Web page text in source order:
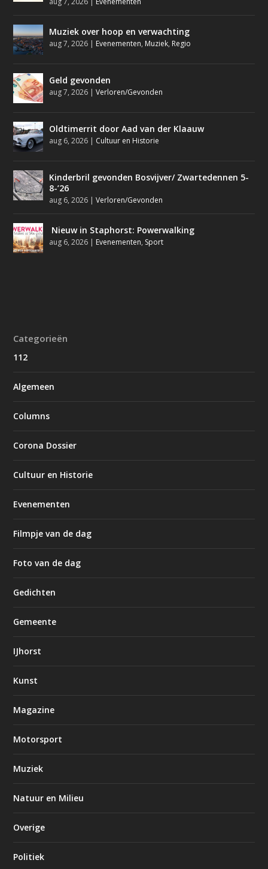
Muziek over hoop en verwachting
aug 7, 2026 | Evenementen, Muziek, Regio
Geld gevonden
aug 7, 2026 |Verloren/Gevonden
Oldtimerrit door Aad van der Klaauw
aug 6, 2026 | Cultuur en Historie
Kinderbril gevonden Bosvijver/ Zwartedennen 5-
8-’26
aug 6, 2026 |Verloren/Gevonden
Nieuw in Staphorst: Powerwalking
aug 6, 2026 | Evenementen, Sport
Categorieën
112
Algemeen
Columns
Corona Dossier
Cultuur en Historie
Evenementen
Filmpje van de dag
Foto van de dag
Gedichten
Gemeente
IJhorst
Kunst
Magazine
Motorsport
Muziek
Natuur en Milieu
Overige
Politiek